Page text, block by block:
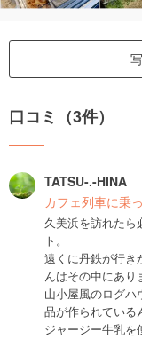
口コミ（3件）
TATSU-.-HINA
カフェ列車に乗
久美浜を訪れたら
ト。
遠くに丹鉄が行き
んはその中にあり
山小屋風のログハ
品が作られている
ジャージー牛乳を